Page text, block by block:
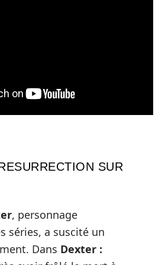
SUR
, personnage
séries, a suscité un
Dans Dexter :